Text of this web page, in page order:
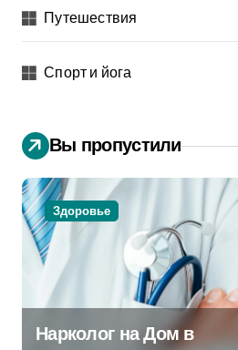
Путешествия
Спорт и йога
Вы пропустили
Здоровье
Нарколог на Дом в